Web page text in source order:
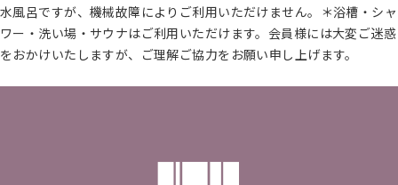
水風呂ですが、機械故障によりご利用いただけません。＊浴槽・シャ
ワー・洗い場・サウナはご利用いただけます。会員様には大変ご迷惑
をおかけいたしますが、ご理解ご協力をお願い申し上げます。